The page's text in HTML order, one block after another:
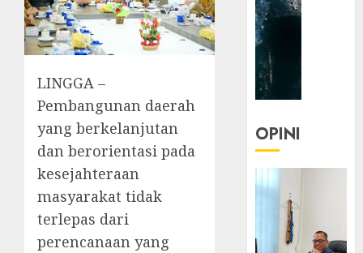
LINGGA –
Pembangunan daerah
yang berkelanjutan
dan berorientasi pada
kesejahteraan
masyarakat tidak
terlepas dari
perencanaan yang
OPINI